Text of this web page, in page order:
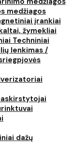
medžiagos
įrankiai
žymekliai
Techniniai
lenkimas /
dažų